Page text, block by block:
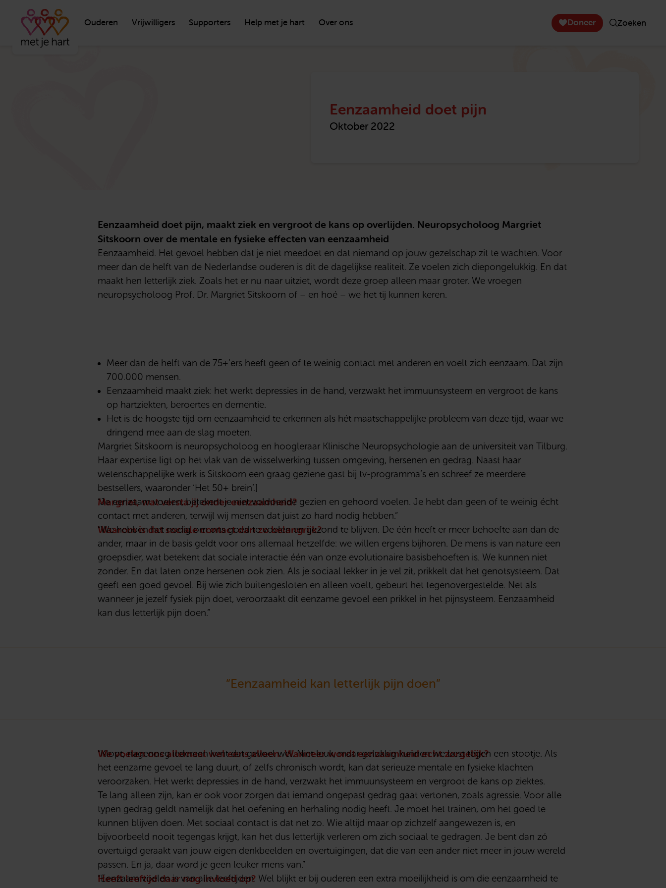
Ouderen Vrijwilligers Supporters Help met je hart Over ons Doneer Zoeken
Eenzaamheid doet pijn
Oktober 2022
Eenzaamheid doet pijn, maakt ziek en vergroot de kans op overlijden. Neuropsycholoog Margriet
Sitskoorn over de mentale en fysieke effecten van eenzaamheid
Eenzaamheid. Het gevoel hebben dat je niet meedoet en dat niemand op jouw gezelschap zit te wachten. Voor
meer dan de helft van de Nederlandse ouderen is dit de dagelijkse realiteit. Ze voelen zich diepongelukkig. En dat
maakt hen letterlijk ziek. Zoals het er nu naar uitziet, wordt deze groep alleen maar groter. We vroegen
neuropsycholoog Prof. Dr. Margriet Sitskoorn of – en hoé – we het tij kunnen keren.
Meer dan de helft van de 75+’ers heeft geen of te weinig contact met anderen en voelt zich eenzaam. Dat zijn
700.000 mensen.
Eenzaamheid maakt ziek: het werkt depressies in de hand, verzwakt het immuunsysteem en vergroot de kans
op hartziekten, beroertes en dementie.
Het is de hoogste tijd om eenzaamheid te erkennen als hét maatschappelijke probleem van deze tijd, waar we
dringend mee aan de slag moeten.
Margriet Sitskoorn is neuropsycholoog en hoogleraar Klinische Neuropsychologie aan de universiteit van Tilburg.
Haar expertise ligt op het vlak van de wisselwerking tussen omgeving, hersenen en gedrag. Naast haar
wetenschappelijke werk is Sitskoorn een graag geziene gast bij tv-programma’s en schreef ze meerdere
bestsellers, waaronder ‘Het 50+ brein’.]
Margriet, wat versta jij onder eenzaamheid?
“Je eenzaam voelen, betekent je niet voldoende gezien en gehoord voelen. Je hebt dan geen of te weinig écht
contact met anderen, terwijl wij mensen dat juist zo hard nodig hebben.”
Waarom is dat sociale contact dan zo belangrijk?
“We hebben het nodig om ons goed te voelen en gezond te blijven. De één heeft er meer behoefte aan dan de
ander, maar in de basis geldt voor ons allemaal hetzelfde: we willen ergens bijhoren. De mens is van nature een
groepsdier, wat betekent dat sociale interactie één van onze evolutionaire basisbehoeften is. We kunnen niet
zonder. En dat laten onze hersenen ook zien. Als je sociaal lekker in je vel zit, prikkelt dat het genotsysteem. Dat
geeft een goed gevoel. Bij wie zich buitengesloten en alleen voelt, gebeurt het tegenovergestelde. Net als
wanneer je jezelf fysiek pijn doet, veroorzaakt dit eenzame gevoel een prikkel in het pijnsysteem. Eenzaamheid
kan dus letterlijk pijn doen.”
“Eenzaamheid kan letterlijk pijn doen”
We voelen ons allemaal wel eens alleen. Wanneer wordt eenzaamheid echt zorgelijk?
“Klopt, nagenoeg iedereen kent dat gevoel wel. Niet leuk, maar gelukkig kunnen we best tegen een stootje. Als
het eenzame gevoel te lang duurt, of zelfs chronisch wordt, kan dat serieuze mentale en fysieke klachten
veroorzaken. Het werkt depressies in de hand, verzwakt het immuunsysteem en vergroot de kans op ziektes.
Te lang alleen zijn, kan er ook voor zorgen dat iemand ongepast gedrag gaat vertonen, zoals agressie. Voor alle
typen gedrag geldt namelijk dat het oefening en herhaling nodig heeft. Je moet het trainen, om het goed te
kunnen blijven doen. Met sociaal contact is dat net zo. Wie altijd maar op zichzelf aangewezen is, en
bijvoorbeeld nooit tegengas krijgt, kan het dus letterlijk verleren om zich sociaal te gedragen. Je bent dan zó
overtuigd geraakt van jouw eigen denkbeelden en overtuigingen, dat die van een ander niet meer in jouw wereld
passen. En ja, daar word je geen leuker mens van.”
Heeft leeftijd daar nog invloed op?
“Eenzaam voelen is van alle leeftijden. Wel blijkt er bij ouderen een extra moeilijkheid is om die eenzaamheid te